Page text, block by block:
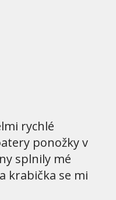
rychlé
ponožky v
splnily mé
krabička se mi